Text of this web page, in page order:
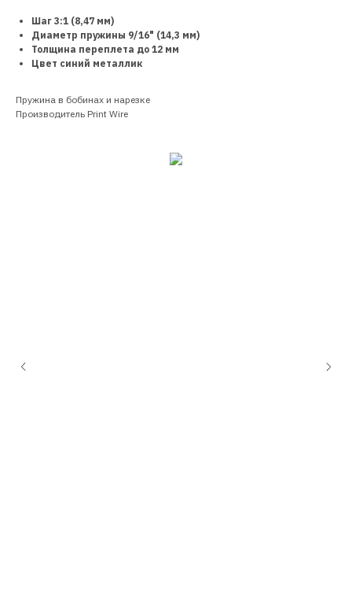
Шаг 3:1 (8,47 мм)
Диаметр пружины 9/16" (14,3 мм)
Толщина переплета до 12 мм
Цвет синий металлик
Пружина в бобинах и нарезке
Производитель Print Wire